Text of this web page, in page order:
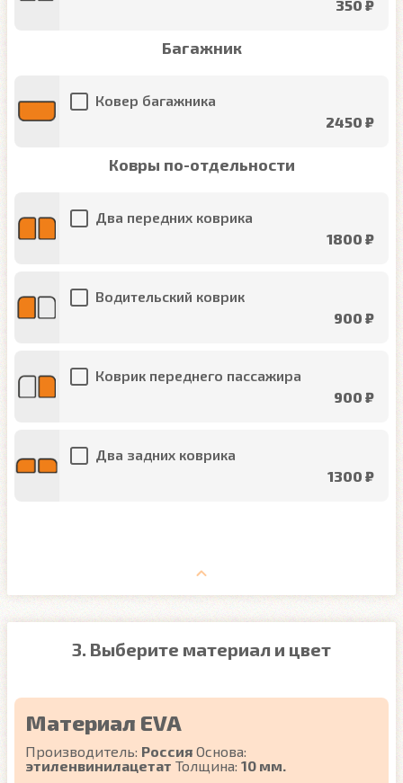
350 ₽
Багажник
Ковер багажника
2450 ₽
Ковры по-отдельности
Два передних коврика
1800 ₽
Водительский коврик
900 ₽
Коврик переднего пассажира
900 ₽
Два задних коврика
1300 ₽
3. Выберите материал и цвет
Материал EVA
Производитель: Россия Основа:
этиленвинилацетат Толщина: 10 мм.